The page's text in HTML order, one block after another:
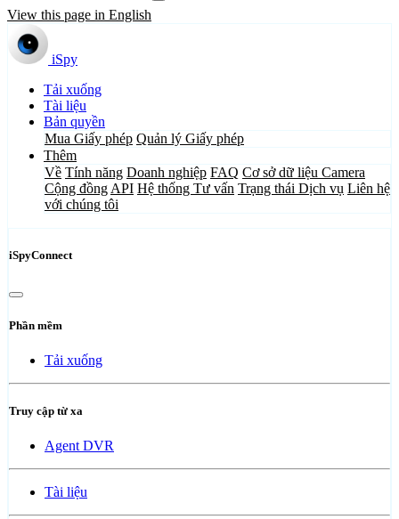
View this page in English
iSpy
Tải xuống
Tài liệu
Bản quyền
Mua Giấy phép Quản lý Giấy phép
Thêm
Về Tính năng Doanh nghiệp FAQ Cơ sở dữ liệu Camera
Cộng đồng API Hệ thống Tư vấn Trạng thái Dịch vụ Liên hệ
với chúng tôi
iSpyConnect
Phần mềm
Tải xuống
Truy cập từ xa
Agent DVR
Tài liệu